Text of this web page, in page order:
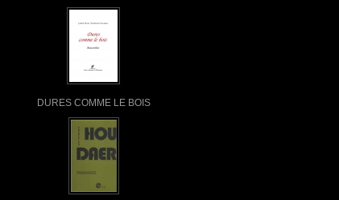
DURES COMME LE BOIS